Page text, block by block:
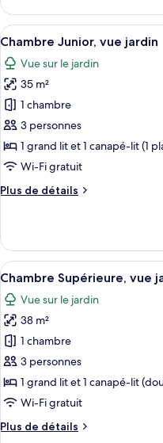
ou
avec
lits
jumeaux,
vue
jardin
le
type
de
Chambre
Deluxe
Double
ou
avec
lits
jumeaux,
vue
Afficher
toutes
les
photos
pour
ce
type
de
chambre :
Chambre
jardin
5
Chambre Junior, vue jardin
Vue sur le jardin
35 m²
1 chambre
3 personnes
1 grand lit et 1 canapé-lit (1
Wi-Fi gratuit
Plus de détails
Plus
le
type
de
Chambre
Junior,
vue
jardin
Afficher
toutes
les
photos
pour
ce
type
de
chambre :
Chambre
6
Chambre Supérieure, vue
Vue sur le jardin
38 m²
1 chambre
3 personnes
1 grand lit et 1 canapé-lit
Wi-Fi gratuit
Plus de détails
Plus